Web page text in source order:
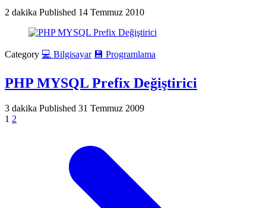
2 dakika Published 14 Temmuz 2010
Category 💻 Bilgisayar 💾 Programlama
PHP MYSQL Prefix Değiştirici
3 dakika Published 31 Temmuz 2009
1 2